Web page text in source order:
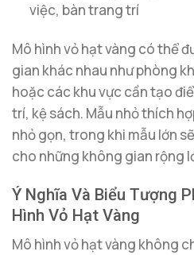
việc, bàn trang trí
Mô hình vỏ hạt vàng có thể
gian khác nhau như phòng
hoặc các khu vực cần tạo
trí, kệ sách. Mẫu nhỏ thích
nhỏ gọn, trong khi mẫu lớn
cho những không gian rộng
Ý Nghĩa Và Biểu Tượng
Hình Vỏ Hạt Vàng
Mô hình vỏ hạt vàng không